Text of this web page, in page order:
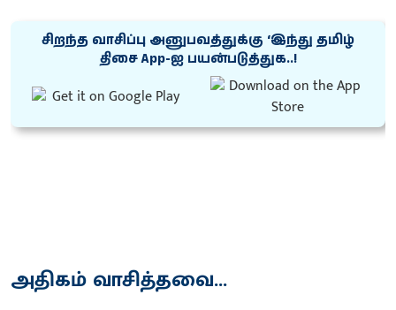
சிறந்த வாசிப்பு அனுபவத்துக்கு ‘இந்து தமிழ்
திசை App-ஐ பயன்படுத்துக..!
அதிகம் வாசித்தவை...